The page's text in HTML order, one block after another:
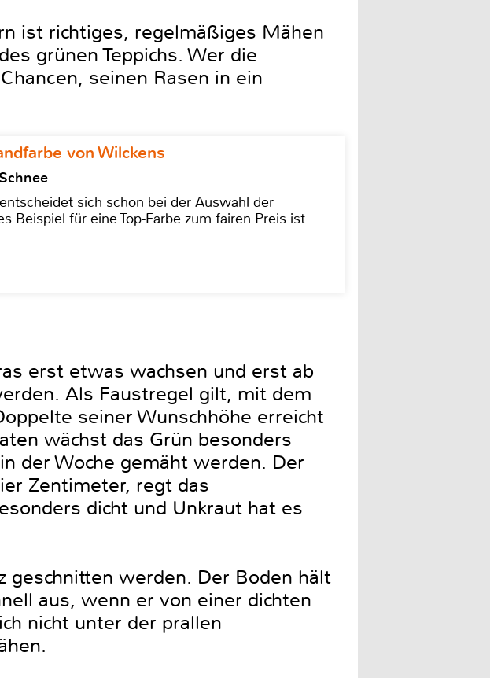
ist richtiges, regelmäßiges Mähen
grünen Teppichs. Wer die
seinen Rasen in ein
von Wilckens
sich schon bei der Auswahl der
Beispiel für eine Top-Farbe zum fairen Preis ist
erst etwas wachsen und erst ab
Als Faustregel gilt, mit dem
seiner Wunschhöhe erreicht
wächst das Grün besonders
der Woche gemäht werden. Der
Zentimeter, regt das
dicht und Unkraut hat es
geschnitten werden. Der Boden hält
aus, wenn er von einer dichten
nicht unter der prallen